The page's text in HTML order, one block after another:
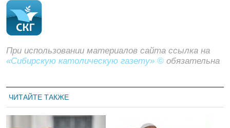
При использовании материалов сайта ссылка на
«Сибирскую католическую газету» © обязательна
ЧИТАЙТЕ ТАКЖЕ